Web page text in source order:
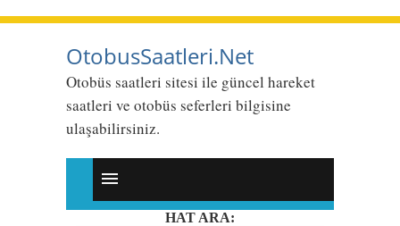
OtobusSaatleri.Net
Otobüs saatleri sitesi ile güncel hareket
saatleri ve otobüs seferleri bilgisine
ulaşabilirsiniz.
HAT ARA: